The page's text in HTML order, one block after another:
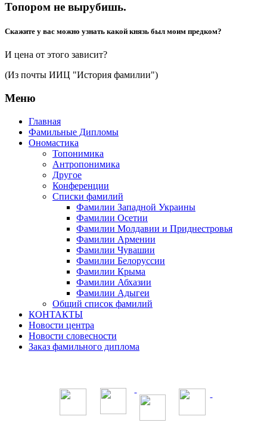
Топором не вырубишь.
Скажите у вас можно узнать какой князь был моим предком?
И цена от этого зависит?
(Из почты ИИЦ "История фамилии")
Меню
Главная
Фамильные Дипломы
Ономастика
Топонимика
Антропонимика
Другое
Конференции
Списки фамилий
Фамилии Западной Украины
Фамилии Осетии
Фамилии Молдавии и Приднестровья
Фамилии Армении
Фамилии Чувашии
Фамилии Белоруссии
Фамилии Крыма
Фамилии Абхазии
Фамилии Адыгеи
Общий список фамилий
КОНТАКТЫ
Новости центра
Новости словесности
Заказ фамильного диплома